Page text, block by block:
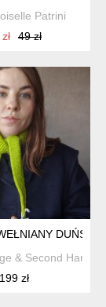
Patrini
49 zł
ALPAKIDUŃSKI
& Second Hand
199 zł